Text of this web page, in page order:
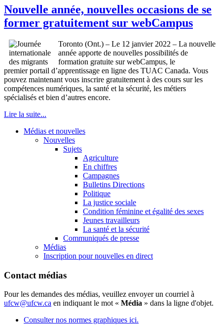
Nouvelle année, nouvelles occasions de se
former gratuitement sur webCampus
Toronto (Ont.) – Le 12 janvier 2022 – La nouvelle
année apporte de nouvelles possibilités de
formation gratuite sur webCampus, le
premier portail d’apprentissage en ligne des TUAC Canada. Vous
pouvez maintenant vous inscrire gratuitement à des cours sur les
compétences numériques, la santé et la sécurité, les métiers
spécialisés et bien d’autres encore.
Lire la suite...
Médias et nouvelles
Nouvelles
Sujets
Agriculture
En chiffres
Campagnes
Bulletins Directions
Politique
La justice sociale
Condition féminine et égalité des sexes
Jeunes travailleurs
La santé et la sécurité
Communiqués de presse
Médias
Inscription pour nouvelles en direct
Contact médias
Pour les demandes des médias, veuillez envoyer un courriel à
ufcw@ufcw.ca en indiquant le mot « Média » dans la ligne d'objet.
Consulter nos normes graphiques ici.